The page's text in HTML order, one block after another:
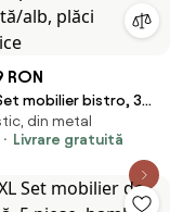
RON
mobilier bistro, 3
alb, plăci
din metal
Livrare gratuită